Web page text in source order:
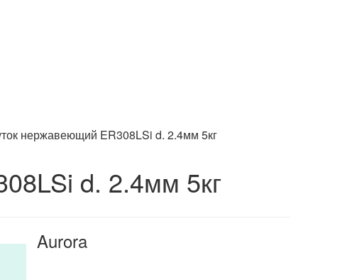
нержавеющий ER308LSi d. 2.4мм 5кг
d. 2.4мм 5кг
Aurora